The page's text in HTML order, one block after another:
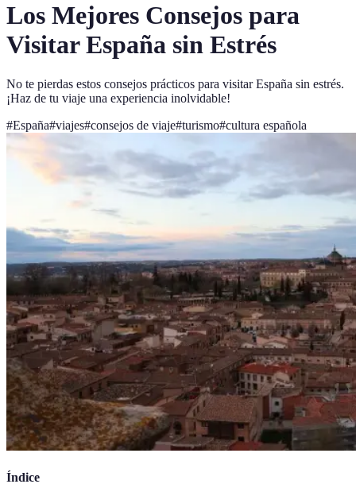
Los Mejores Consejos para
Visitar España sin Estrés
No te pierdas estos consejos prácticos para visitar España sin estrés.
¡Haz de tu viaje una experiencia inolvidable!
#España#viajes#consejos de viaje#turismo#cultura española
Índice